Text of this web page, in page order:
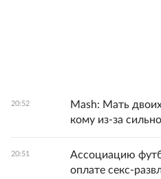
20:52
Mash: Мать
кому из-за
20:51
Ассоциацию
оплате секс-